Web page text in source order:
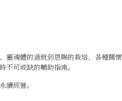
靈魂體的造就到恩賜的栽培、各種關懷
可或缺的輔助指南。
續經營。